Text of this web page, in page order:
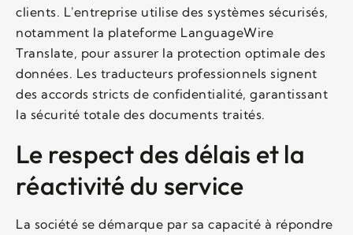
clients. L'entreprise utilise des systèmes sécurisés,
notamment la plateforme LanguageWire
Translate, pour assurer la protection optimale des
données. Les traducteurs professionnels signent
des accords stricts de confidentialité, garantissant
la sécurité totale des documents traités.
Le respect des délais et la
réactivité du service
La société se démarque par sa capacité à répondre